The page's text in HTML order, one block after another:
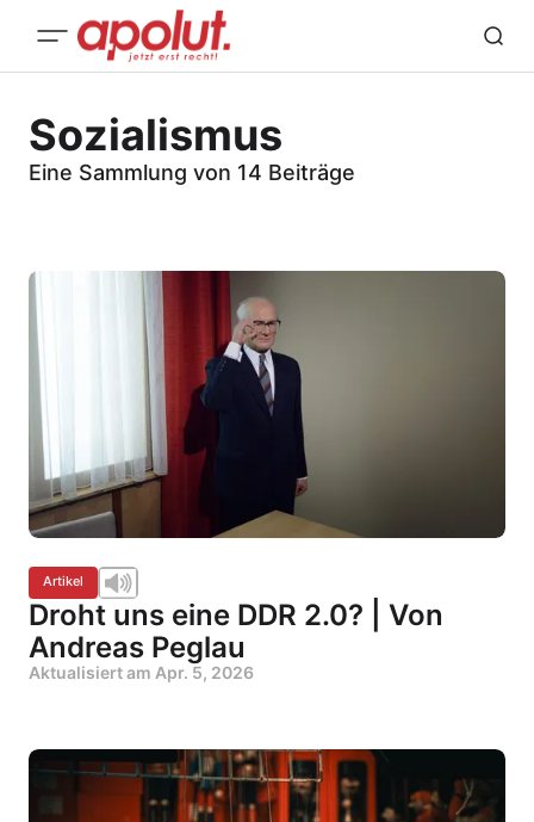
Sozialismus
Eine Sammlung von 14 Beiträge
Artikel
Droht uns eine DDR 2.0? | Von
Andreas Peglau
Aktualisiert am Apr. 5, 2026